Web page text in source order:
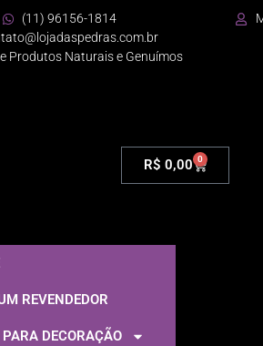
(11) 96156-1814
Produtos Naturais e Genuímos
R$ 0,00 0
REVENDEDOR
DECORAÇÃO